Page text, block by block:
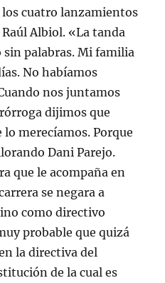
cuatro lanzamientos
Albiol. «La tanda
sin palabras. Mi familia
No habíamos
nos juntamos
dijimos que
lo merecíamos. Porque
Dani Parejo.
que le acompaña en
se negara a
como directivo
probable que quizá
la directiva del
de la cual es